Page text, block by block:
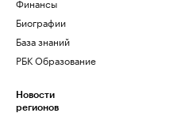
Биографии
База знаний
РБК Образование
Новости
регионов